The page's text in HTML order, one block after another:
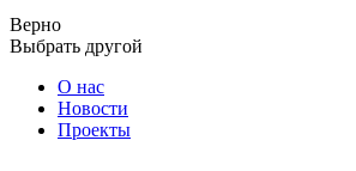
Верно
Выбрать другой
О нас
Новости
Проекты